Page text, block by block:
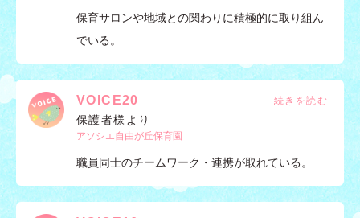
保育サロンや地域との関わりに積極的に取り組ん
でいる。
VOICE20
保護者様より
アソシエ自由が丘保育園
職員同士のチームワーク・連携が取れている。